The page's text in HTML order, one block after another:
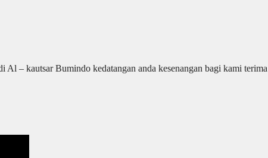
– kautsar Bumindo kedatangan anda kesenangan bagi kami terima